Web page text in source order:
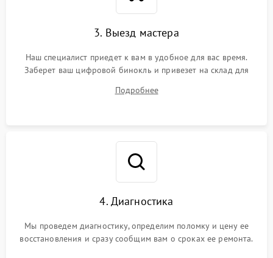
3. Выезд мастера
Наш специалист приедет к вам в удобное для вас время.
Заберет ваш цифровой бинокль и привезет на склад для
Подробнее
4. Диагностика
Мы проведем диагностику, определим поломку и цену ее
восстановления и сразу сообщим вам о сроках ее ремонта.